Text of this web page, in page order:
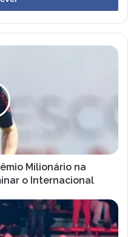
Milionário na
o Internacional